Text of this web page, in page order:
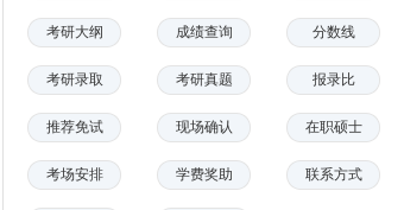
考研大纲 成绩查询 分数线
考研录取 考研真题 报录比
推荐免试 现场确认 在职硕士
考场安排 学费奖助 联系方式